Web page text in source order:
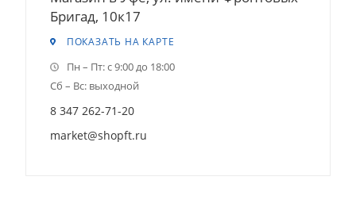
Бригад, 10к17
ПОКАЗАТЬ НА КАРТЕ
Пн – Пт: с 9:00 до 18:00
Сб – Вс: выходной
8 347 262-71-20
market@shopft.ru